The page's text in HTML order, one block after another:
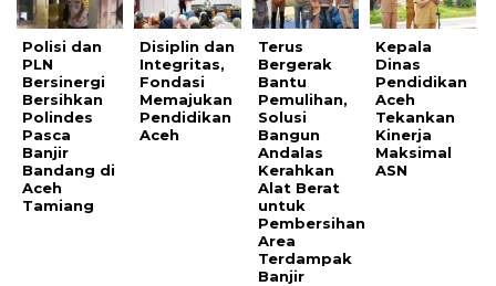
Polisi dan
PLN
Bersinergi
Bersihkan
Polindes
Pasca
Banjir
Bandang di
Aceh
Tamiang
Disiplin dan
Integritas,
Fondasi
Memajukan
Pendidikan
Aceh
Terus
Bergerak
Bantu
Pemulihan,
Solusi
Bangun
Andalas
Kerahkan
Alat Berat
untuk
Pembersihan
Area
Terdampak
Banjir
Kepala
Dinas
Pendidikan
Aceh
Tekankan
Kinerja
Maksimal
ASN